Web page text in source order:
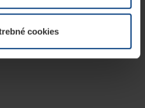
vo vysvetlení cookie
cookies